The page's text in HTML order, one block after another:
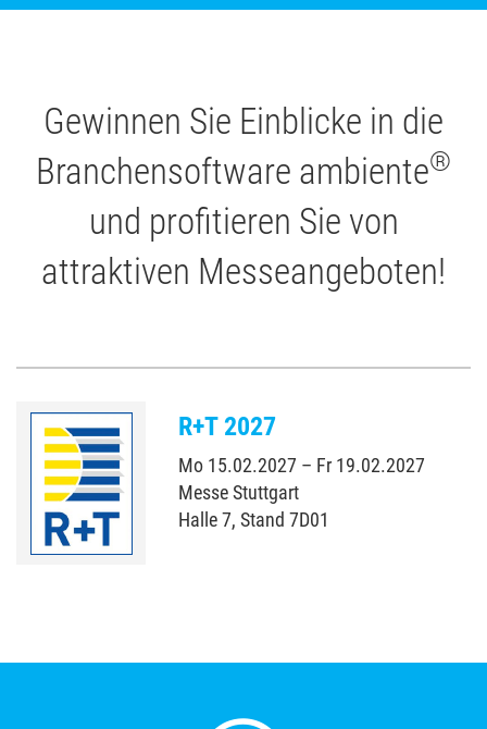
Gewinnen Sie Einblicke in die
Branchensoftware ambiente®
und profitieren Sie von
attraktiven Messeangeboten!
R+T 2027
Mo 15.02.2027 – Fr 19.02.2027
Messe Stuttgart
Halle 7, Stand 7D01